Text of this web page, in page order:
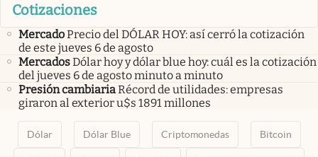
Cotizaciones
MercadoPrecio del DÓLAR HOY: así cerró la cotización
de este jueves 6 de agosto
MercadosDólar hoy y dólar blue hoy: cuál es la cotización
del jueves 6 de agosto minuto a minuto
Presión cambiariaRécord de utilidades: empresas
giraron al exterior u$s 1891 millones
Dólar Dólar Blue Criptomonedas Bitcoin